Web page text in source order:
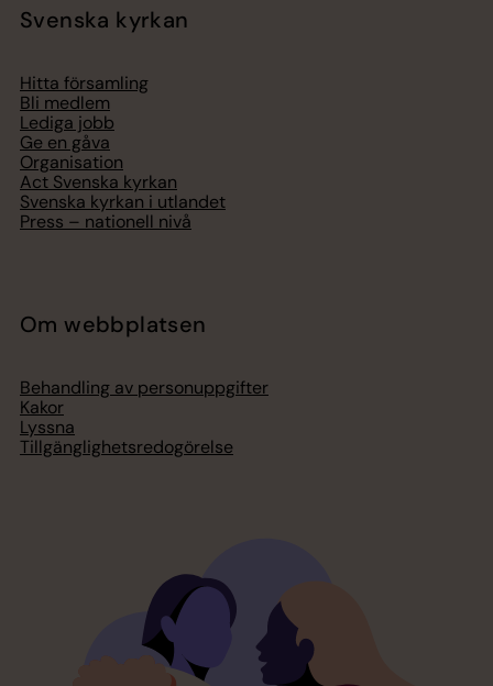
Svenska kyrkan
Hitta församling
Bli medlem
Lediga jobb
Ge en gåva
Organisation
Act Svenska kyrkan
Svenska kyrkan i utlandet
Press – nationell nivå
Om webbplatsen
Behandling av personuppgifter
Kakor
Lyssna
Tillgänglighetsredogörelse